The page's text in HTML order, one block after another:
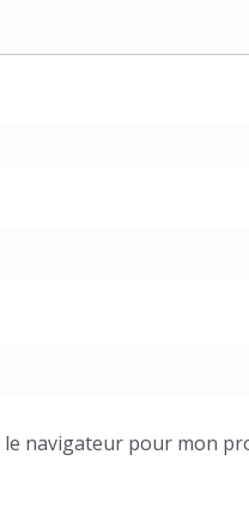
navigateur pour mon